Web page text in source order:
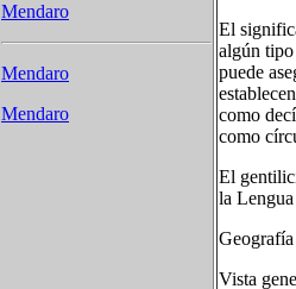
Mendaro
Mendaro
Mendaro
El
algún tipo
puede
como
como
El
la
Geografía
Vista